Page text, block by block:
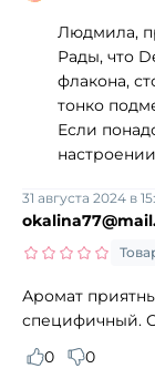
Людмила,
Рады, что
флакона,
тонко
Если
31 августа 2024 в
Аромат
специфичный.
0
0